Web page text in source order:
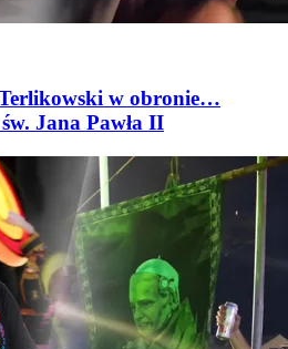
Terlikowski w obronie…
Jana Pawła II